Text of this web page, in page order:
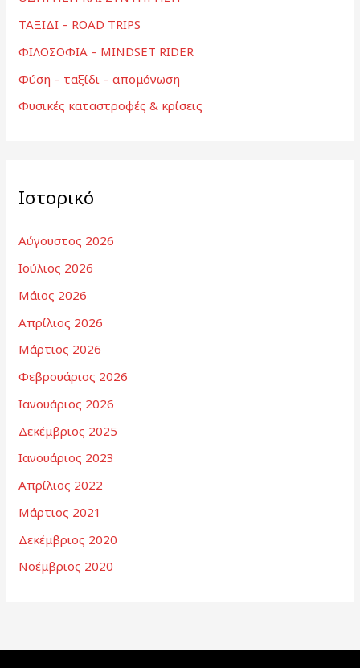
ΤΑΞΙΔΙ – ROAD TRIPS
ΦΙΛΟΣΟΦΙΑ – MINDSET RIDER
Φύση – ταξίδι – απομόνωση
Φυσικές καταστροφές & κρίσεις
Ιστορικό
Αύγουστος 2026
Ιούλιος 2026
Μάιος 2026
Απρίλιος 2026
Μάρτιος 2026
Φεβρουάριος 2026
Ιανουάριος 2026
Δεκέμβριος 2025
Ιανουάριος 2023
Απρίλιος 2022
Μάρτιος 2021
Δεκέμβριος 2020
Νοέμβριος 2020